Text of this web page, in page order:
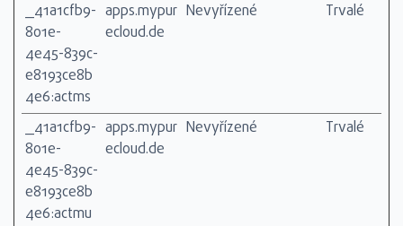
_41a1cfb9-
801e-
4e45-839c-
e8193ce8b
4e6:actms
apps.mypur
ecloud.de
Nevyřízené Trvalé
_41a1cfb9-
801e-
4e45-839c-
e8193ce8b
4e6:actmu
apps.mypur
ecloud.de
Nevyřízené Trvalé